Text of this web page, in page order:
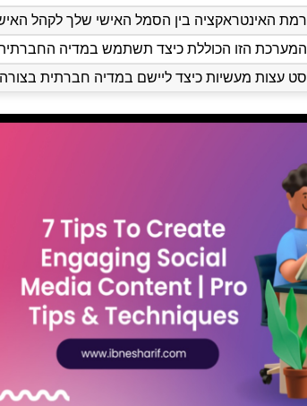
רמת האינטראקציה בין הסמל האישי שלך לקהל
המערכת הזו הכוללת כיצד תשתמש במדיה החברתית
סט עצות מעשיות כיצד ליישם במדיה חברתית בצורה